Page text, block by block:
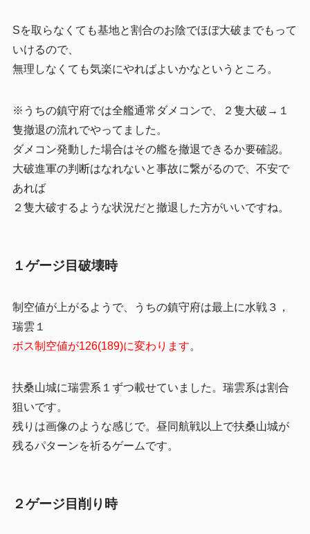
Sを取らなくても基地と割合のお陰でほぼ大破までもって
いけるので、
無理しなくても気楽にやればよいかなというところ。
※うちの鎮守府では全艦通常ダメコンで、２隻大破→１
隻撤退の流れでやってました。
ダメコン発動した場合はその艦を撤退できるか要確認。
大破進軍の判断はなれないと事故に繋がるので、不安で
あれば
２隻大破するような状況だと撤退した方がいいですね。
１ゲージ目破壊時
制空値が上がるようで、うちの鎮守府は最上に水戦３，
瑞雲１
ボス制空値が126(189)に変わります。
扶桑山城に瑞雲系１ずつ載せていました。瑞雲系は割合
狙いです。
残りは画像のような感じで。昼同航戦以上で扶桑山城が
残るパターンを祈るゲームです。
２ゲージ目削り時